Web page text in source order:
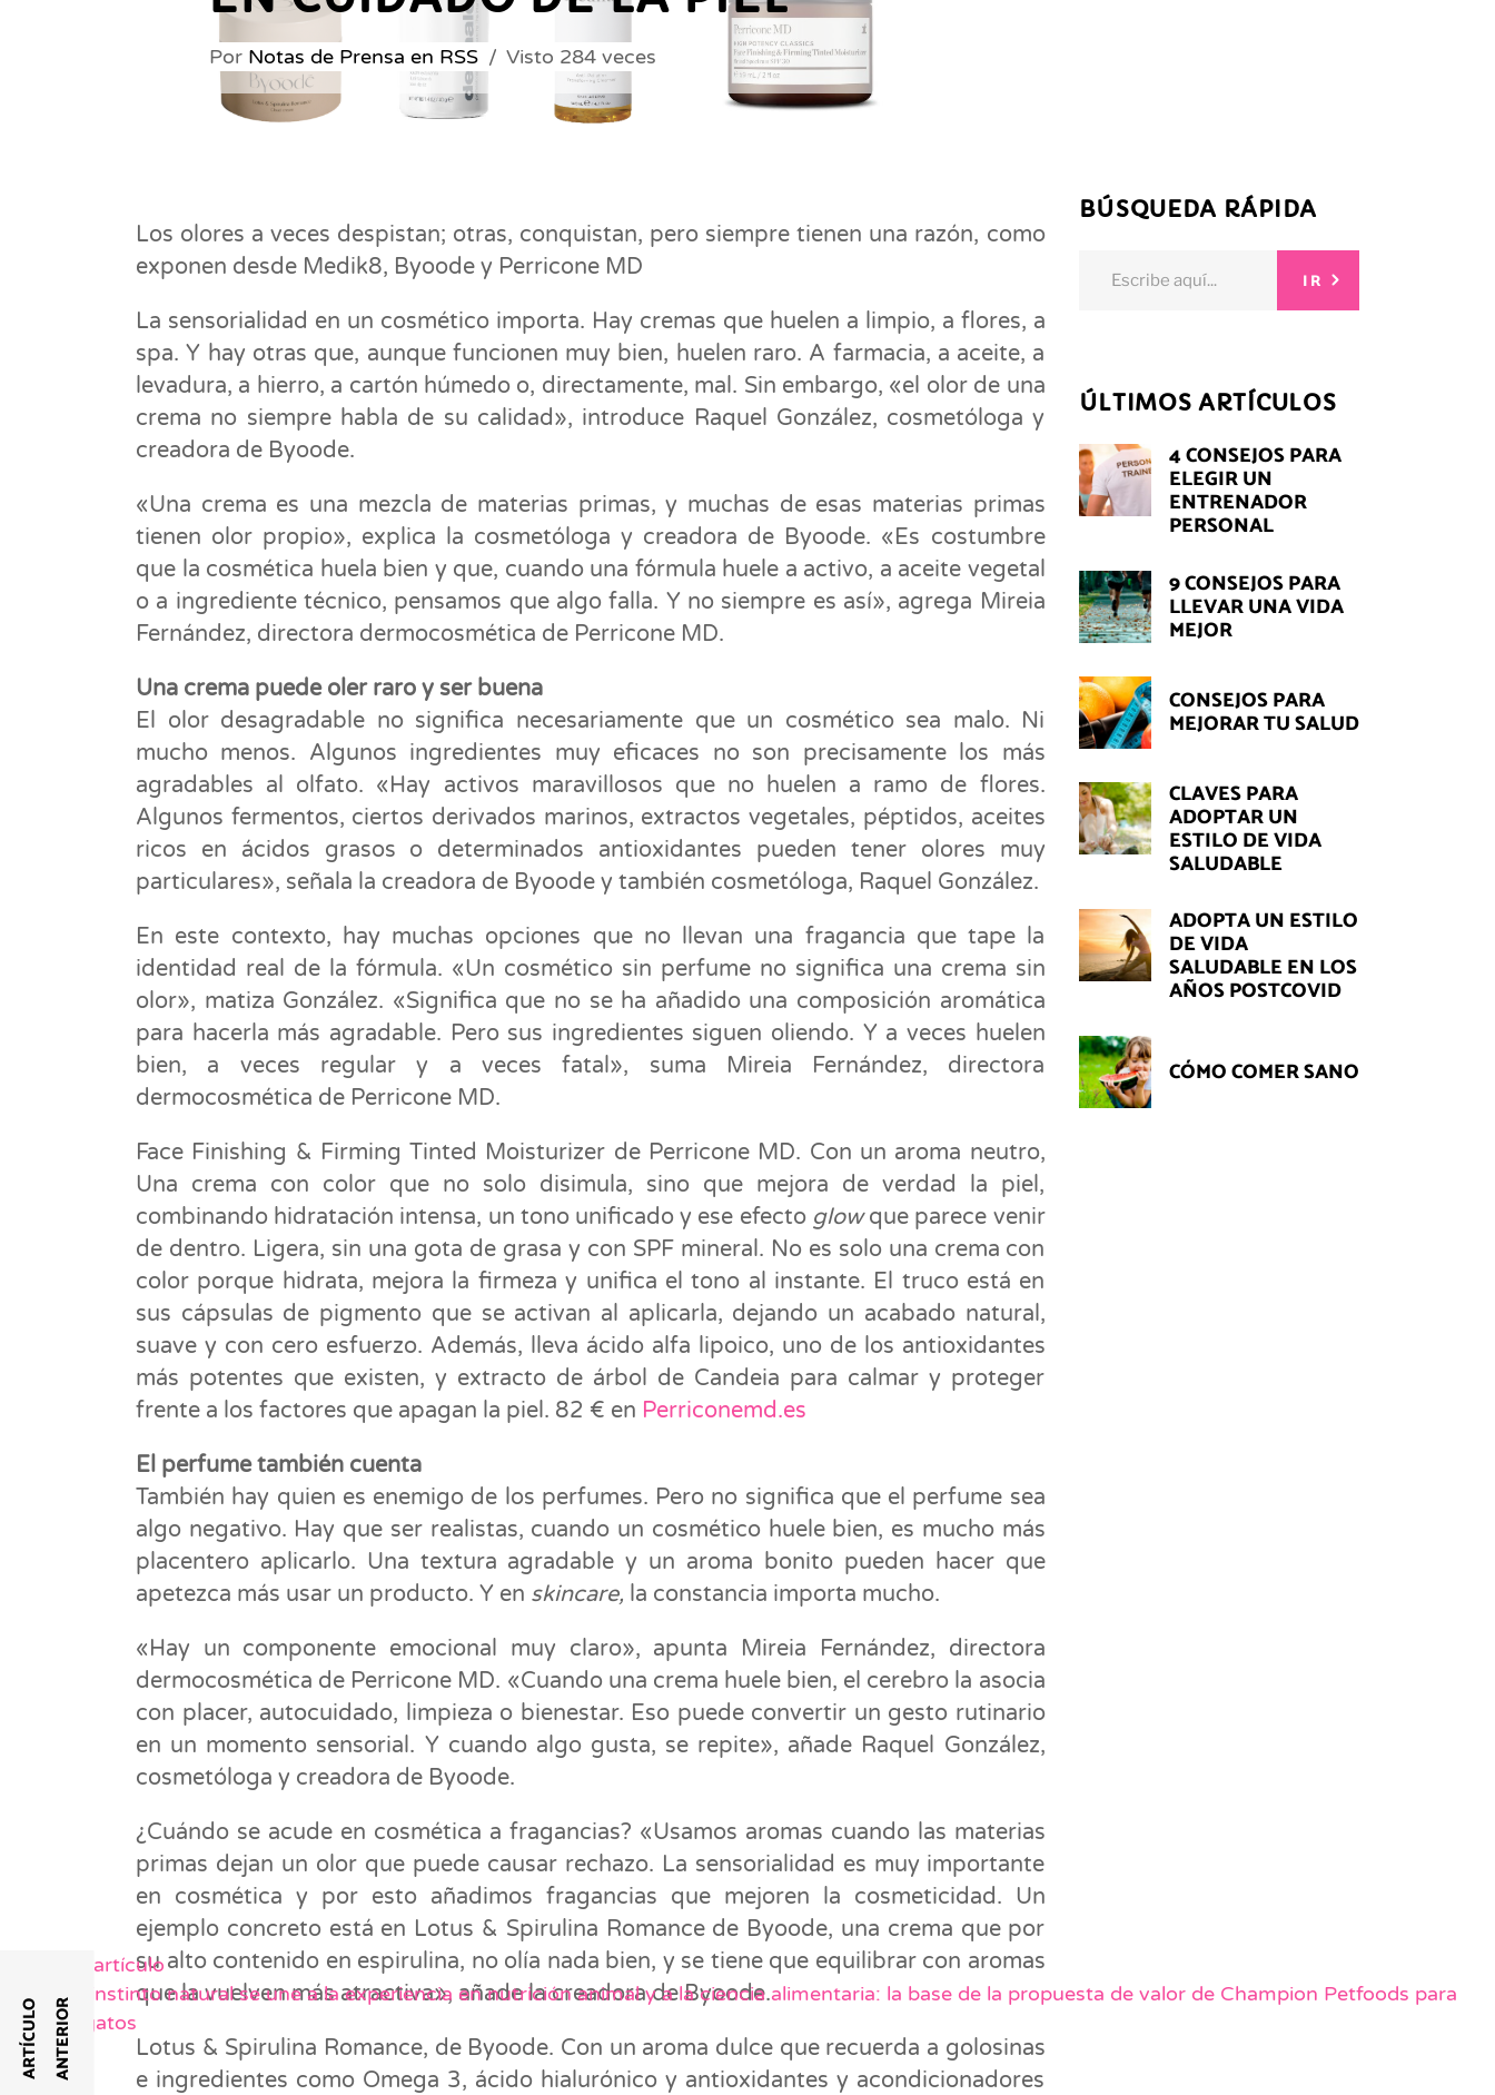
Por Notas de Prensa en RSS Visto 284 veces
Los olores a veces despistan; otras, conquistan, pero siempre tienen una razón, como
exponen desde Medik8, Byoode y Perricone MD
La sensorialidad en un cosmético importa. Hay cremas que huelen a limpio, a flores, a
spa. Y hay otras que, aunque funcionen muy bien, huelen raro. A farmacia, a aceite, a
levadura, a hierro, a cartón húmedo o, directamente, mal. Sin embargo, «el olor de una
crema no siempre habla de su calidad», introduce Raquel González, cosmetóloga y
creadora de Byoode.
«Una crema es una mezcla de materias primas, y muchas de esas materias primas
tienen olor propio», explica la cosmetóloga y creadora de Byoode. «Es costumbre
que la cosmética huela bien y que, cuando una fórmula huele a activo, a aceite vegetal
o a ingrediente técnico, pensamos que algo falla. Y no siempre es así», agrega Mireia
Fernández, directora dermocosmética de Perricone MD.
Una crema puede oler raro y ser buena
El olor desagradable no significa necesariamente que un cosmético sea malo. Ni
mucho menos. Algunos ingredientes muy eficaces no son precisamente los más
agradables al olfato. «Hay activos maravillosos que no huelen a ramo de flores.
Algunos fermentos, ciertos derivados marinos, extractos vegetales, péptidos, aceites
ricos en ácidos grasos o determinados antioxidantes pueden tener olores muy
particulares», señala la creadora de Byoode y también cosmetóloga, Raquel González.
En este contexto, hay muchas opciones que no llevan una fragancia que tape la
identidad real de la fórmula. «Un cosmético sin perfume no significa una crema sin
olor», matiza González. «Significa que no se ha añadido una composición aromática
para hacerla más agradable. Pero sus ingredientes siguen oliendo. Y a veces huelen
bien, a veces regular y a veces fatal», suma Mireia Fernández, directora
dermocosmética de Perricone MD.
Face Finishing & Firming Tinted Moisturizer de Perricone MD. Con un aroma neutro,
Una crema con color que no solo disimula, sino que mejora de verdad la piel,
combinando hidratación intensa, un tono unificado y ese efectoglowque parece venir
de dentro. Ligera, sin una gota de grasa y con SPF mineral. No es solo una crema con
color porque hidrata, mejora la firmeza y unifica el tono al instante. El truco está en
sus cápsulas de pigmento que se activan al aplicarla, dejando un acabado natural,
suave y con cero esfuerzo. Además, lleva ácido alfa lipoico, uno de los antioxidantes
más potentes que existen, y extracto de árbol de Candeia para calmar y proteger
frente a los factores que apagan la piel. 82 € en Perriconemd.es
El perfume también cuenta
También hay quien es enemigo de los perfumes. Pero no significa que el perfume sea
algo negativo. Hay que ser realistas, cuando un cosmético huele bien, es mucho más
placentero aplicarlo. Una textura agradable y un aroma bonito pueden hacer que
apetezca más usar un producto. Y en skincare, la constancia importa mucho.
«Hay un componente emocional muy claro», apunta Mireia Fernández, directora
dermocosmética de Perricone MD. «Cuando una crema huele bien, el cerebro la asocia
con placer, autocuidado, limpieza o bienestar. Eso puede convertir un gesto rutinario
en un momento sensorial. Y cuando algo gusta, se repite», añade Raquel González,
cosmetóloga y creadora de Byoode.
¿Cuándo se acude en cosmética a fragancias? «Usamos aromas cuando las materias
primas dejan un olor que puede causar rechazo. La sensorialidad es muy importante
en cosmética y por esto añadimos fragancias que mejoren la cosmeticidad. Un
ejemplo concreto está en Lotus & Spirulina Romance de Byoode, una crema que por
su alto contenido en espirulina, no olía nada bien, y se tiene que equilibrar con aromas
que la vuelven más atractiva», añade la creadora de Byoode.
Lotus & Spirulina Romance, de Byoode. Con un aroma dulce que recuerda a golosinas
e ingredientes como Omega 3, ácido hialurónico y antioxidantes y acondicionadores
A
R
T
Í
C
U
L
O
A
N
T
E
R
I
O R
Siguiente artículo
Donde el instinto natural se une a la experiencia en nutrición animal y a la ciencia alimentaria: la base de la propuesta de valor de Champion Petfoods para
perros y gatos
BÚSQUEDA RÁPIDA
IR
ÚLTIMOS ARTÍCULOS
4 CONSEJOS PARA
ELEGIR UN
ENTRENADOR
PERSONAL
9 CONSEJOS PARA
LLEVAR UNA VIDA
MEJOR
CONSEJOS PARA
MEJORAR TU SALUD
CLAVES PARA
ADOPTAR UN
ESTILO DE VIDA
SALUDABLE
ADOPTA UN ESTILO
DE VIDA
SALUDABLE EN LOS
AÑOS POSTCOVID
CÓMO COMER SANO